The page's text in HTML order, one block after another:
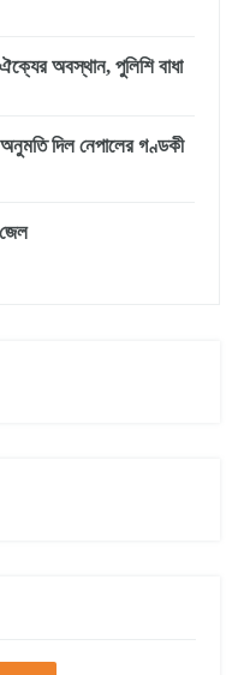
অবস্থান, পুলিশি বাধা
দিল নেপালের গণ্ডকী